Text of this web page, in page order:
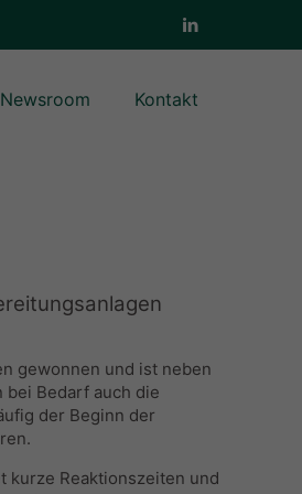
Newsroom Kontakt
gewonnen und ist neben
bei Bedarf auch die
der Beginn der
kurze Reaktionszeiten und